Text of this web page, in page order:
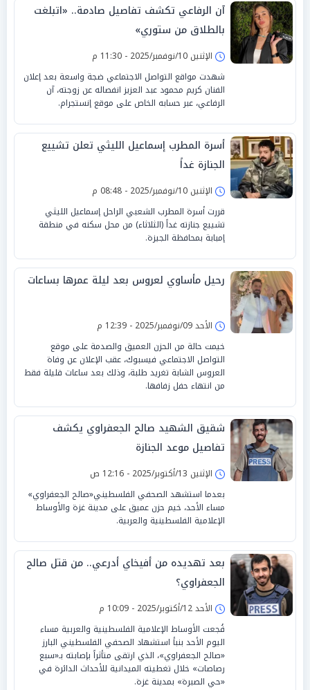
آن الرفاعي تكشف تفاصيل صادمة.. «اتبلغت
بالطلاق من ستوري»
الإثنين 10/نوفمبر/2025 - 11:30 م
شهدت مواقع التواصل الاجتماعي ضجة واسعة بعد إعلان
الفنان كريم محمود عبد العزيز انفصاله عن زوجته، آن
الرفاعي، عبر حسابه الخاص على موقع إنستجرام.
أسرة المطرب إسماعيل الليثي تعلن تشييع
الجنازة غداً
الإثنين 10/نوفمبر/2025 - 08:48 م
قررت أسرة المطرب الشعبي الراحل إسماعيل الليثي
تشييع جنازته غداً (الثلاثاء) من محل سكنه في منطقة
إمبابة بمحافظة الجيزة.
رحيل مأساوي لعروس بعد ليلة عمرها بساعات
الأحد 09/نوفمبر/2025 - 12:39 م
خيمت حالة من الحزن العميق والصدمة على موقع
التواصل الاجتماعي فيسبوك، عقب الإعلان عن وفاة
العروس الشابة تغريد طلبة، وذلك بعد ساعات قليلة فقط
من انتهاء حفل زفافها.
شقيق الشهيد صالح الجعفراوي يكشف
تفاصيل موعد الجنازة
الإثنين 13/أكتوبر/2025 - 12:16 ص
بعدما استشهد الصحفي الفلسطيني«صالح الجعفراوي»
مساء الأحد، خيم حزن عميق على مدينة غزة والأوساط
الإعلامية الفلسطينية والعربية.
بعد تهديده من أفيخاي أدرعي.. من قتل صالح
الجعفراوي؟
الأحد 12/أكتوبر/2025 - 10:09 م
فُجعت الأوساط الإعلامية الفلسطينية والعربية مساء
اليوم الأحد بنبأ استشهاد الصحفي الفلسطيني البارز
«صالح الجعفراوي»، الذي ارتقى متأثراً بإصابته بـ«سبع
رصاصات» خلال تغطيته الميدانية للأحداث الدائرة في
«حي الصبرة» بمدينة غزة.